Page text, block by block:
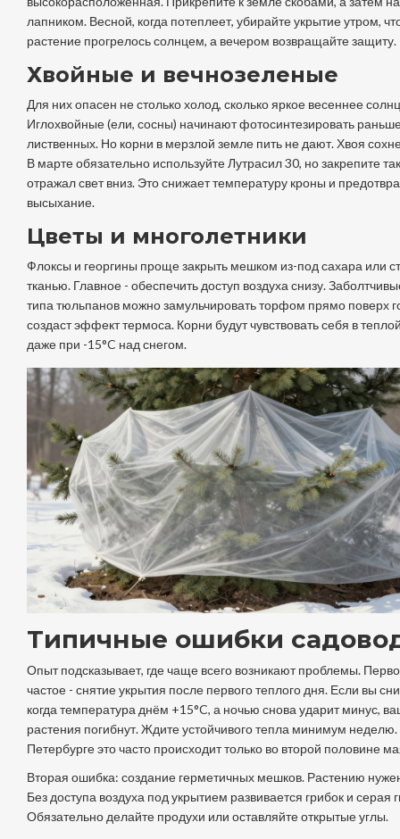
лапником. Весной, когда потеплеет, убирайте укрытие утром,
растение прогрелось солнцем, а вечером возвращайте защиту.
Хвойные и вечнозеленые
Для них опасен не столько холод, сколько яркое весеннее
Иглохвойные (ели, сосны) начинают фотосинтезировать
лиственных. Но корни в мерзлой земле пить не дают. Хвоя
В марте обязательно используйте Лутрасил 30, но закрепите
отражал свет вниз. Это снижает температуру кроны и
высыхание.
Цветы и многолетники
Флоксы и георгины проще закрыть мешком из-под сахара или
тканью. Главное - обеспечить доступ воздуха снизу.
типа тюльпанов можно замульчировать торфом прямо поверх
создаст эффект термоса. Корни будут чувствовать себя в
даже при -15°C над снегом.
Типичные ошибки
Опыт подсказывает, где чаще всего возникают проблемы.
частое - снятие укрытия после первого теплого дня. Если вы
когда температура днём +15°C, а ночью снова ударит минус,
растения погибнут. Ждите устойчивого тепла минимум неделю.
Петербурге это часто происходит только во второй половине
Вторая ошибка: создание герметичных мешков. Растению
Без доступа воздуха под укрытием развивается грибок и серая
Обязательно делайте продухи или оставляйте открытые углы.